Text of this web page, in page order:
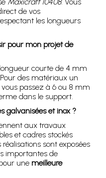
de vos
les longueurs
pour mon projet de
courte de 4 mm
des matériaux un
passez à 6 ou 8 mm
dans le support.
galvanisées et inox ?
aux travaux
et cadres stockés
sont exposées
importantes de
une meilleure